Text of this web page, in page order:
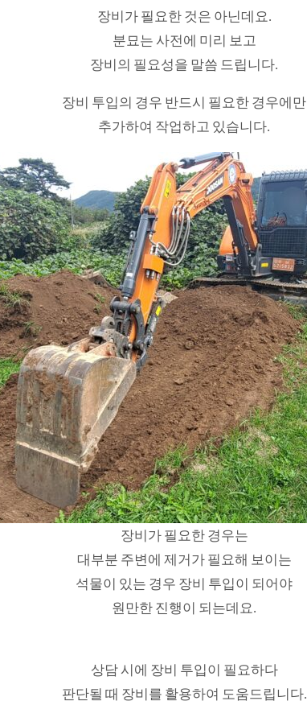
장비가 필요한 것은 아닌데요.
분묘는 사전에 미리 보고
장비의 필요성을 말씀 드립니다.
장비 투입의 경우 반드시 필요한 경우에만
추가하여 작업하고 있습니다.
장비가 필요한 경우는
대부분 주변에 제거가 필요해 보이는
석물이 있는 경우 장비 투입이 되어야
원만한 진행이 되는데요.
상담 시에 장비 투입이 필요하다
판단될 때 장비를 활용하여 도움드립니다.